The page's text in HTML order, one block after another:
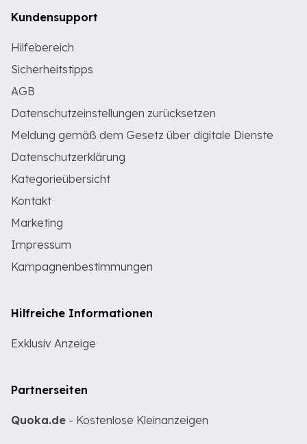
Kundensupport
Hilfebereich
Sicherheitstipps
AGB
Datenschutzeinstellungen zurücksetzen
Meldung gemäß dem Gesetz über digitale Dienste
Datenschutzerklärung
Kategorieübersicht
Kontakt
Marketing
Impressum
Kampagnenbestimmungen
Hilfreiche Informationen
Exklusiv Anzeige
Partnerseiten
Quoka.de - Kostenlose Kleinanzeigen